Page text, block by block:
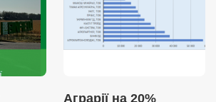
Аграрії на 20%